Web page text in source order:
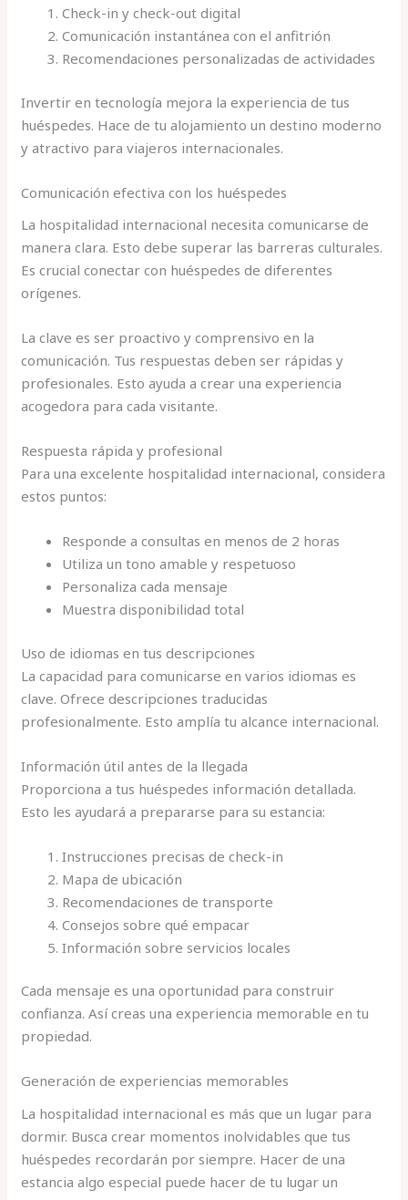
Check-in y check-out digital
Comunicación instantánea con el anfitrión
Recomendaciones personalizadas de actividades
Invertir en tecnología mejora la experiencia de tus
huéspedes. Hace de tu alojamiento un destino moderno
y atractivo para viajeros internacionales.
Comunicación efectiva con los huéspedes
La hospitalidad internacional necesita comunicarse de
manera clara. Esto debe superar las barreras culturales.
Es crucial conectar con huéspedes de diferentes
orígenes.
La clave es ser proactivo y comprensivo en la
comunicación. Tus respuestas deben ser rápidas y
profesionales. Esto ayuda a crear una experiencia
acogedora para cada visitante.
Respuesta rápida y profesional
Para una excelente hospitalidad internacional, considera
estos puntos:
Responde a consultas en menos de 2 horas
Utiliza un tono amable y respetuoso
Personaliza cada mensaje
Muestra disponibilidad total
Uso de idiomas en tus descripciones
La capacidad para comunicarse en varios idiomas es
clave. Ofrece descripciones traducidas
profesionalmente. Esto amplía tu alcance internacional.
Información útil antes de la llegada
Proporciona a tus huéspedes información detallada.
Esto les ayudará a prepararse para su estancia:
Instrucciones precisas de check-in
Mapa de ubicación
Recomendaciones de transporte
Consejos sobre qué empacar
Información sobre servicios locales
Cada mensaje es una oportunidad para construir
confianza. Así creas una experiencia memorable en tu
propiedad.
Generación de experiencias memorables
La hospitalidad internacional es más que un lugar para
dormir. Busca crear momentos inolvidables que tus
huéspedes recordarán por siempre. Hacer de una
estancia algo especial puede hacer de tu lugar un